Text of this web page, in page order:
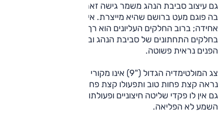
גם עיצוב סביבת הנהג משמר גישה זאת, אבל הצבע הכל-שחור
בה פוגם מעט ברושם שהיא מייצרת. איכות הפלסטיק אינה
אחידה; ברוב החלקים העליונים הוא רך, אבל לא בכולם, כמו
בחלקים התחתונים של סביבת הנהג ובדיפון הדלתות. תאורת
הפנים נראית פשוטה.
צג המולטימדיה הגדול ("9) אינו מקורי ולמרות הדמיון אליו, הוא
נראה קצת פחות טוב ותפעולו קצת פחות נוח. בניגוד לזה המקורי,
גם אין לו פקדי שליטה חיצוניים ופעולתו מעט איטית. גם מערכת
השמע לא הפליאה.